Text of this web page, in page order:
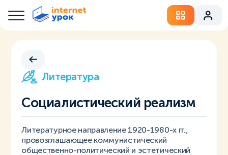
Литература
Социалистический реализм
Литературное направление 1920-1980-х гг.,
провозглашающее коммунистический
общественно-политический и эстетический